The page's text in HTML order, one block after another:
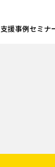
支援事例セミナ